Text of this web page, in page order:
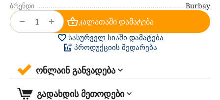
ბრენდი Burbay
+
− კალათაში დამატება
სასურველ სიაში დამატება
პროდუქციის შედარება
ონლაინ განვადება
გადახდის მეთოდები